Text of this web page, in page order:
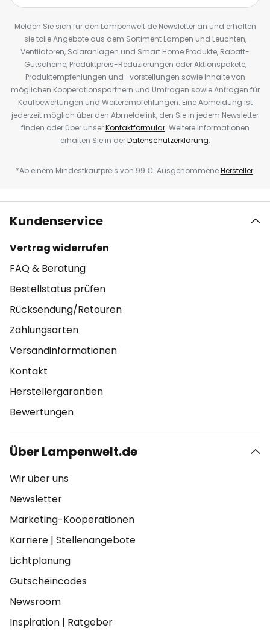
Melden Sie sich für den Lampenwelt.de Newsletter an und erhalten
sie tolle Angebote aus dem Sortiment Lampen und Leuchten,
Ventilatoren, Solaranlagen und Smart Home Produkte, Rabatt-
Gutscheine, Produktpreis-Reduzierungen oder Aktionspakete,
Produktempfehlungen und -vorstellungen sowie Inhalte von
möglichen Kooperationspartnern und Umfragen sowie Anfragen für
Kaufbewertungen und Weiterempfehlungen. Eine Abmeldung ist
jederzeit möglich über den Abmeldelink, den Sie in jedem Newsletter
finden oder über unserKontaktformular. Weitere Informationen
erhalten Sie in derDatenschutzerklärung.
*Ab einem Mindestkaufpreis von 99 €. AusgenommeneHersteller.
Kundenservice
Vertrag widerrufen
FAQ & Beratung
Bestellstatus prüfen
Rücksendung/Retouren
Zahlungsarten
Versandinformationen
Kontakt
Herstellergarantien
Bewertungen
Über Lampenwelt.de
Wir über uns
Newsletter
Marketing-Kooperationen
Karriere | Stellenangebote
Lichtplanung
Gutscheincodes
Newsroom
Inspiration | Ratgeber